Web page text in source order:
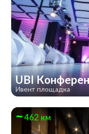
UBI
Ивент площадка
462 км